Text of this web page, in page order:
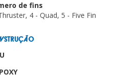
de fins
4 - Quad, 5 - Five Fin